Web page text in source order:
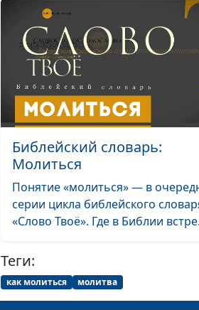
Библейский словарь:
Молиться
Понятие «молиться» — в
серии цикла библейского
«Слово Твоё». Где в Библии
Теги:
как молиться молитва